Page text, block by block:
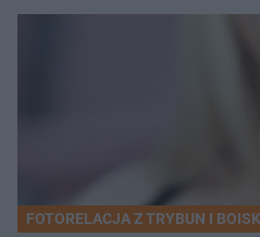
FOTORELACJA Z TRYBUN I